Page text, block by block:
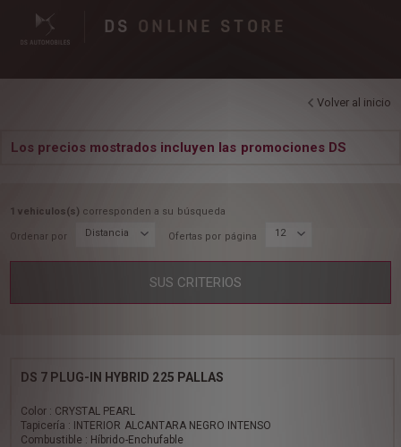
DS ONLINE STORE
Volver al inicio
Los precios mostrados incluyen las promociones DS
1 vehiculos(s) corresponden a su búsqueda
Ordenar por Distancia Ofertas por página 12
SUS CRITERIOS
DS 7 PLUG-IN HYBRID 225 PALLAS
Color : CRYSTAL PEARL
Tapicería : INTERIOR ALCANTARA NEGRO INTENSO
Combustible : Híbrido-Enchufable